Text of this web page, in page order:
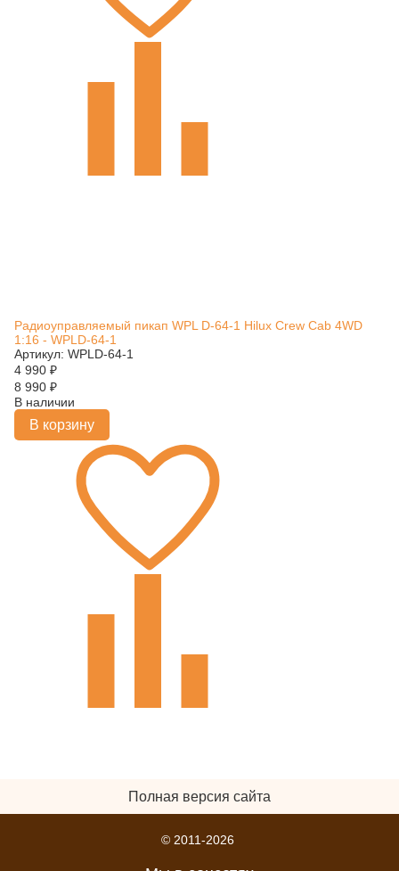
Радиоуправляемый пикап WPL D-64-1 Hilux Crew Cab 4WD
1:16 - WPLD-64-1
Артикул: WPLD-64-1
4 990 ₽
8 990 ₽
В наличии
В корзину
Полная версия сайта
© 2011-2026